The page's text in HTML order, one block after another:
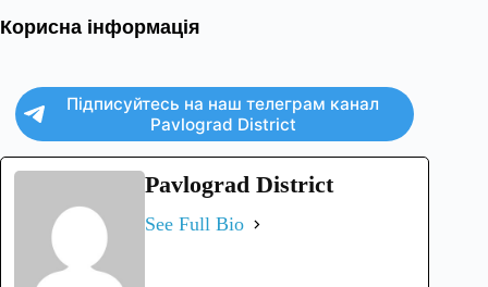
Корисна інформація
Підписуйтесь на наш телеграм канал
Pavlograd District
Pavlograd District
See Full Bio